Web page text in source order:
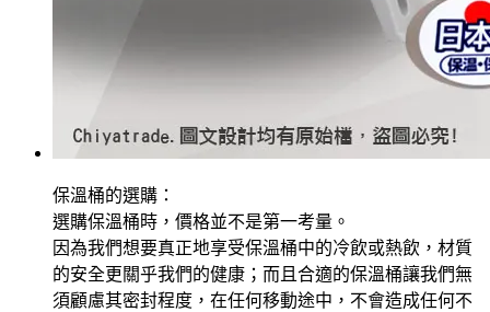
保溫桶的選購：
選購保溫桶時，價格並不是第一考量。
因為我們想要真正地享受保溫桶中的冷飲或熱飲，材質
的安全更關乎我們的健康；而且合適的保溫桶讓我們無
須顧慮其密封程度，在任何移動途中，不會造成任何不